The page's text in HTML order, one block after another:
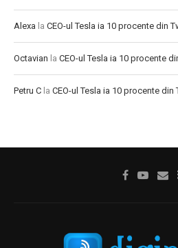
Alexa la CEO-ul Tesla ia 10 procente din
Octavian la CEO-ul Tesla ia 10 procente
Petru C la CEO-ul Tesla ia 10 procente din